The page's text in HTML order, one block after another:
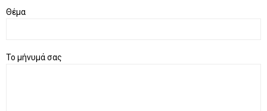
Θέμα
Το μήνυμά σας